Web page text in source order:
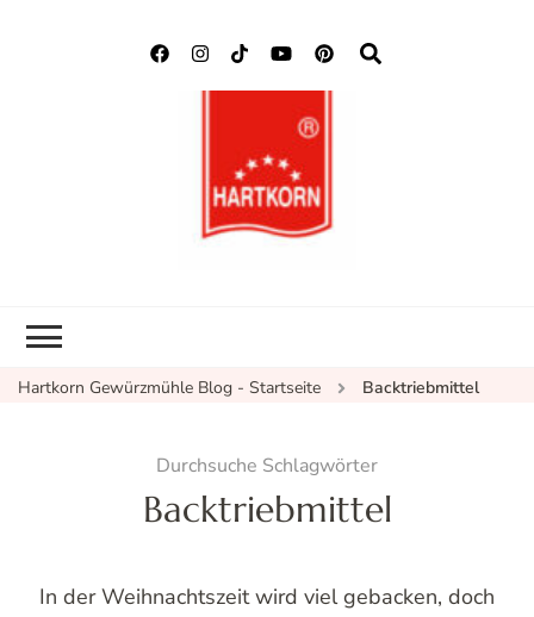
Hartkorn Gewürzmühle Blog - Startseite Backtriebmittel
Durchsuche Schlagwörter
Backtriebmittel
In der Weihnachtszeit wird viel gebacken, doch